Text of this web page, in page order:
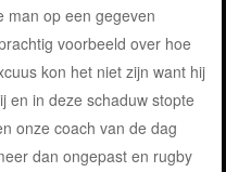
man op een gegeven
voorbeeld over hoe
kon het niet zijn want hij
en in deze schaduw stopte
onze coach van de dag
dan ongepast en rugby